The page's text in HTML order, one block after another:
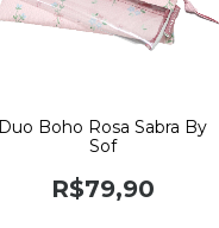
Duo Boho Rosa Sabra By
Sof
R$79,90